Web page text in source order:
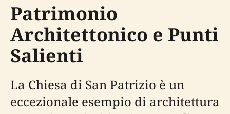
Patrimonio
Architettonico e Punti
Salienti
La Chiesa di San Patrizio è un
eccezionale esempio di architettura